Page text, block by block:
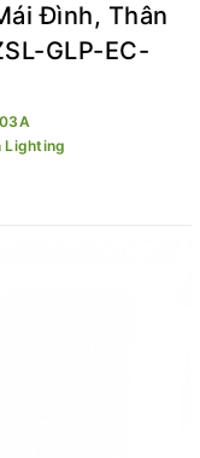
Đình, Thân
GLP-EC-
Lighting